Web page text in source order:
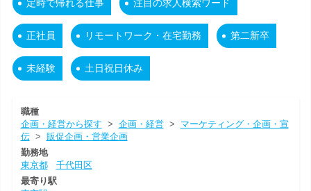
定時で帰れる仕事 注目の求人検索ワード
正社員 リモートワーク・在宅勤務 第二新卒
未経験 土日祝日休み
職種
企画・経営から探す > 企画・経営> マーケティング・企画・宣
伝> 販促企画・営業企画
勤務地
東京都
千代田区
最寄り駅